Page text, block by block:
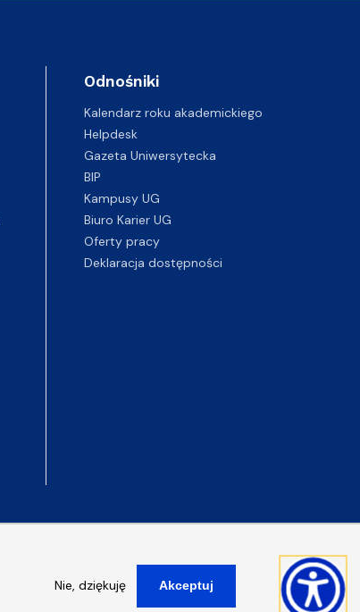
Nie, dziękuję Akceptuj
Odnośniki
Kalendarz roku akademickiego
Helpdesk
Gazeta Uniwersytecka
BIP
Kampusy UG
Biuro Karier UG
Oferty pracy
Deklaracja dostępności